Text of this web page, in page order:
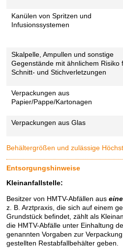
Kanülen von Spritzen und
Infusionssystemen
Skalpelle, Ampullen und sonstige
Gegenstände mit ähnlichem Risiko
Schnitt- und Stichverletzungen
Verpackungen aus
Papier/Pappe/Kartonagen
Verpackungen aus Glas
Behältergrößen und zulässige
Entsorgungshinweise
Kleinanfallstelle:
Besitzer von HMTV-Abfällen aus
z. B. Arztpraxis, die sich auf einem
Grundstück befindet, zählt als
die HMTV-Abfälle unter Einhaltung
genannten Vorgaben zur
gestellten Restabfallbehälter geben.